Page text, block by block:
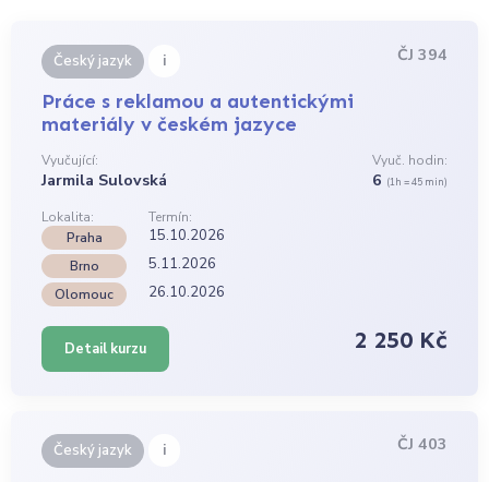
Český jazyk i ČJ 394
Práce s reklamou a autentickými
materiály v českém jazyce
Vyučující:
Jarmila Sulovská
Vyuč. hodin:
6 (1h = 45 min)
Lokalita:
Termín:
Praha
15.10.2026
Brno 5.11.2026
Olomouc 26.10.2026
Detail kurzu 2 250 Kč
Český jazyk i ČJ 403